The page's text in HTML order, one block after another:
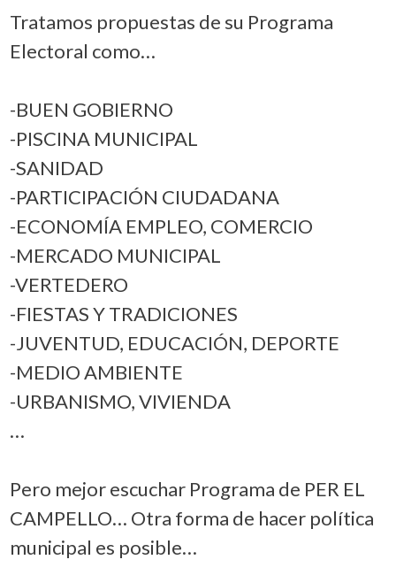
Tratamos propuestas de su Programa
Electoral como…
-BUEN GOBIERNO
-PISCINA MUNICIPAL
-SANIDAD
-PARTICIPACIÓN CIUDADANA
-ECONOMÍA EMPLEO, COMERCIO
-MERCADO MUNICIPAL
-VERTEDERO
-FIESTAS Y TRADICIONES
-JUVENTUD, EDUCACIÓN, DEPORTE
-MEDIO AMBIENTE
-URBANISMO, VIVIENDA
…
Pero mejor escuchar Programa de PER EL
CAMPELLO… Otra forma de hacer política
municipal es posible…